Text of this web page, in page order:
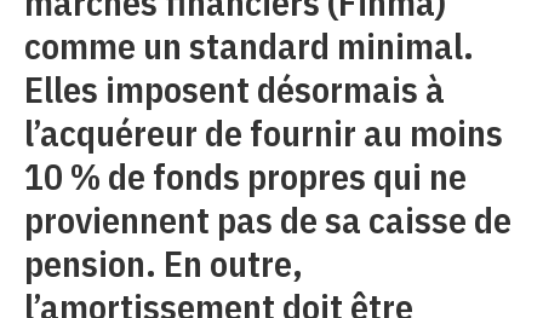
comme un standard minimal.
Elles imposent désormais à
l’acquéreur de fournir au moins
10 % de fonds propres qui ne
proviennent pas de sa caisse de
pension. En outre,
l’amortissement doit être